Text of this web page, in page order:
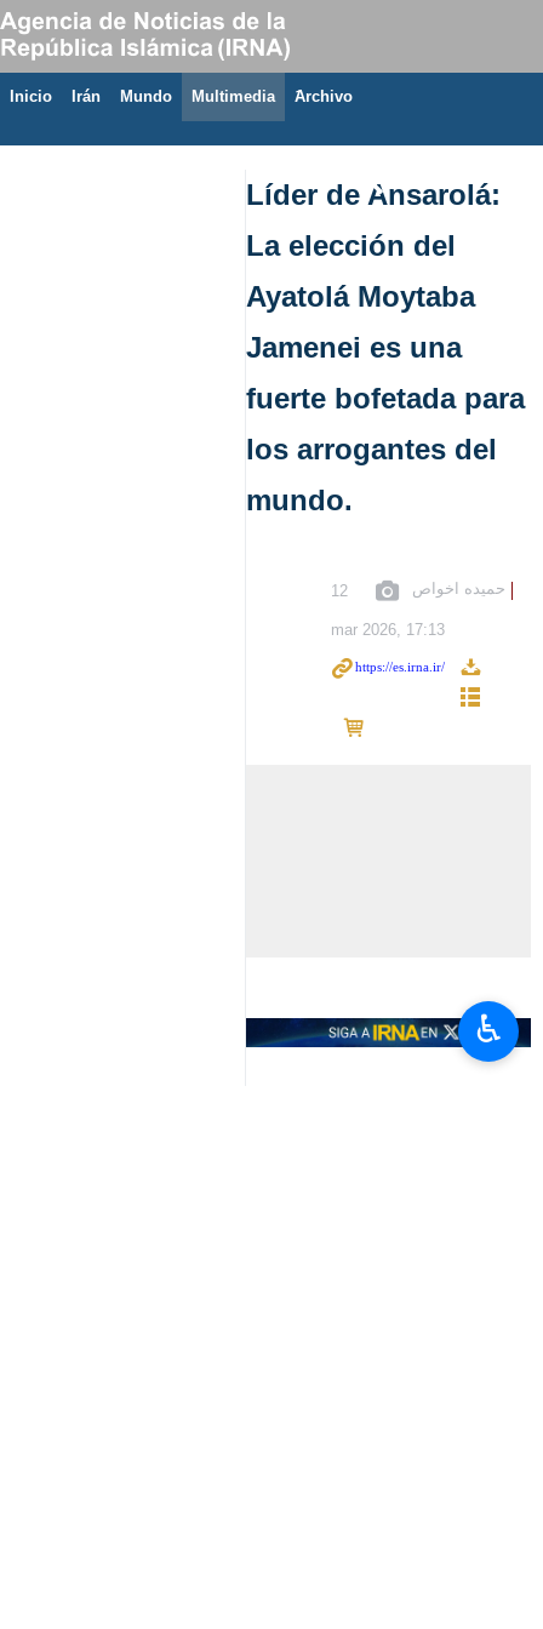
Inicio Irán Mundo Multimedia َArchivo
Líder de Ansarolá:
La elección del
Ayatolá Moytaba
Jamenei es una
fuerte bofetada para
los arrogantes del
mundo.
حمیده اخواص 12
mar 2026, 17:13
♿︎